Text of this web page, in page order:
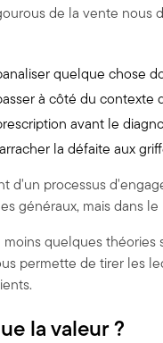
de la vente nous
quelque chose
à côté du contexte
avant le
la défaite aux
d'un processus
généraux, mais dans
moins quelques
permette de tirer les
la valeur ?